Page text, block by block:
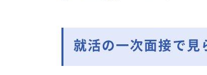
就活の一次面接で見